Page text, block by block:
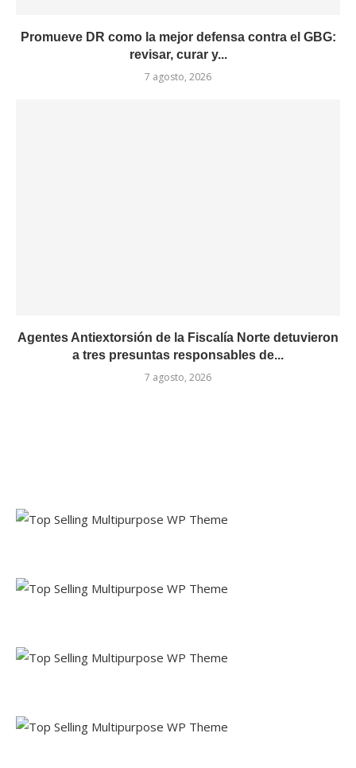
Promueve DR como la mejor defensa contra el GBG:
revisar, curar y...
7 agosto, 2026
Agentes Antiextorsión de la Fiscalía Norte detuvieron
a tres presuntas responsables de...
7 agosto, 2026